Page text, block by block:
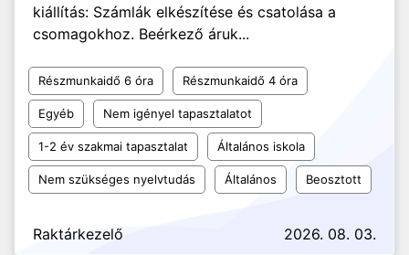
kiállítás: Számlák elkészítése és csatolása a
csomagokhoz. Beérkező áruk...
Részmunkaidő 6 óra Részmunkaidő 4 óra
Egyéb Nem igényel tapasztalatot
1-2 év szakmai tapasztalat Általános iskola
Nem szükséges nyelvtudás Általános Beosztott
Raktárkezelő 2026. 08. 03.